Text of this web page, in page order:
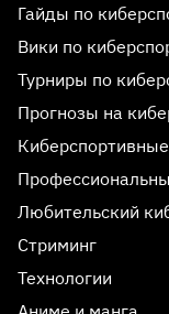
Гайды по
Вики по
Турниры по
Прогнозы на
Любительский
Стриминг
Технологии